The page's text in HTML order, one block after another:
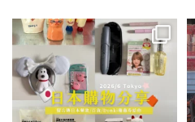
💭留言「免費」傳日本藥妝店/百
貨/機場/Donki/折價券給你...
201 36